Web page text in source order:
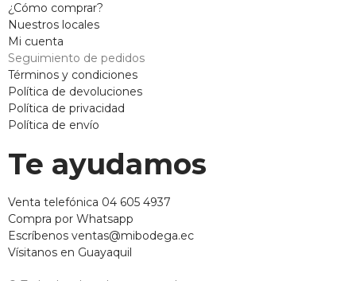
¿Cómo comprar?
Nuestros locales
Mi cuenta
Seguimiento de pedidos
Términos y condiciones
Política de devoluciones
Política de privacidad
Política de envío
Te ayudamos
Venta telefónica 04 605 4937
Compra por Whatsapp
Escríbenos ventas@mibodega.ec
Vísitanos en Guayaquil